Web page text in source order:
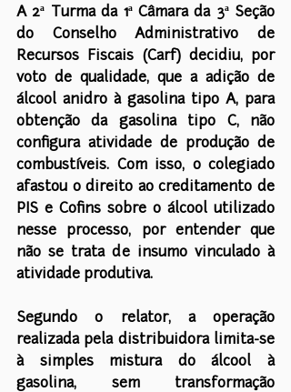
A 2ª Turma da 1ª Câmara da 3ª Seção
do Conselho Administrativo de
Recursos Fiscais (Carf) decidiu, por
voto de qualidade, que a adição de
álcool anidro à gasolina tipo A, para
obtenção da gasolina tipo C, não
configura atividade de produção de
combustíveis. Com isso, o colegiado
afastou o direito ao creditamento de
PIS e Cofins sobre o álcool utilizado
nesse processo, por entender que
não se trata de insumo vinculado à
atividade produtiva.
Segundo o relator, a operação
realizada pela distribuidora limita-se
à simples mistura do álcool à
gasolina, sem transformação